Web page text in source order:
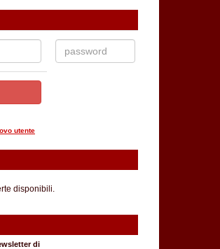
utente
disponibili.
di